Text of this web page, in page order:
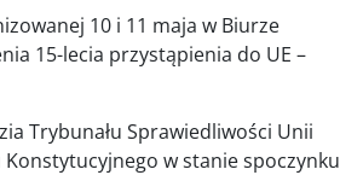
10 i 11 maja w Biurze
15-lecia przystąpienia do UE –
Trybunału Sprawiedliwości Unii
Konstytucyjnego w stanie spoczynku